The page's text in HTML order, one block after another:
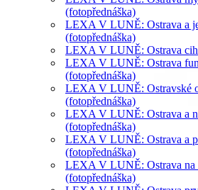
(fotopřednáška)
LEXA V LUNĚ: Ostrava a
(fotopřednáška)
LEXA V LUNĚ: Ostrava
LEXA V LUNĚ: Ostrava
(fotopřednáška)
LEXA V LUNĚ: Ostravské
(fotopřednáška)
LEXA V LUNĚ: Ostrava a
(fotopřednáška)
LEXA V LUNĚ: Ostrava a
(fotopřednáška)
LEXA V LUNĚ: Ostrava na
(fotopřednáška)